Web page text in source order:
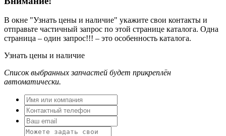
В окне "Узнать цены и наличие" укажите свои контакты и
отправьте частичный запрос по этой странице каталога. Одна
страница – один запрос!!! – это особенность каталога.
Узнать цены и наличие
Список выбранных запчастей будет прикреплён
автоматически.